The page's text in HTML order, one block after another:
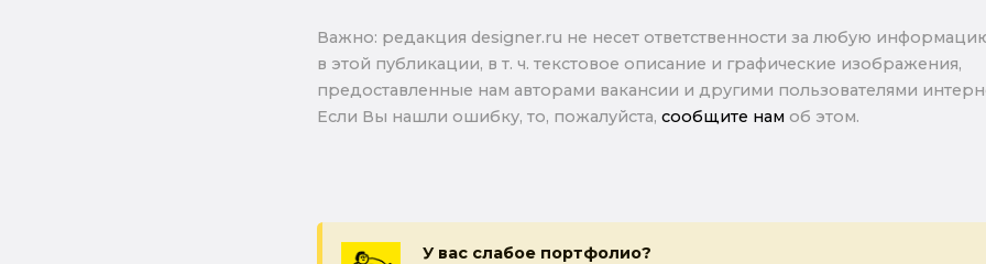
Важно: pедакция designer.ru не несет ответственности за любую
в этой публикации, в т. ч. текстовое описание и графические изображения,
предоставленные нам авторами вакансии и другими пользователями
Если Вы нашли ошибку, то, пожалуйста, сообщите нам об этом.
У вас слабое портфолио?